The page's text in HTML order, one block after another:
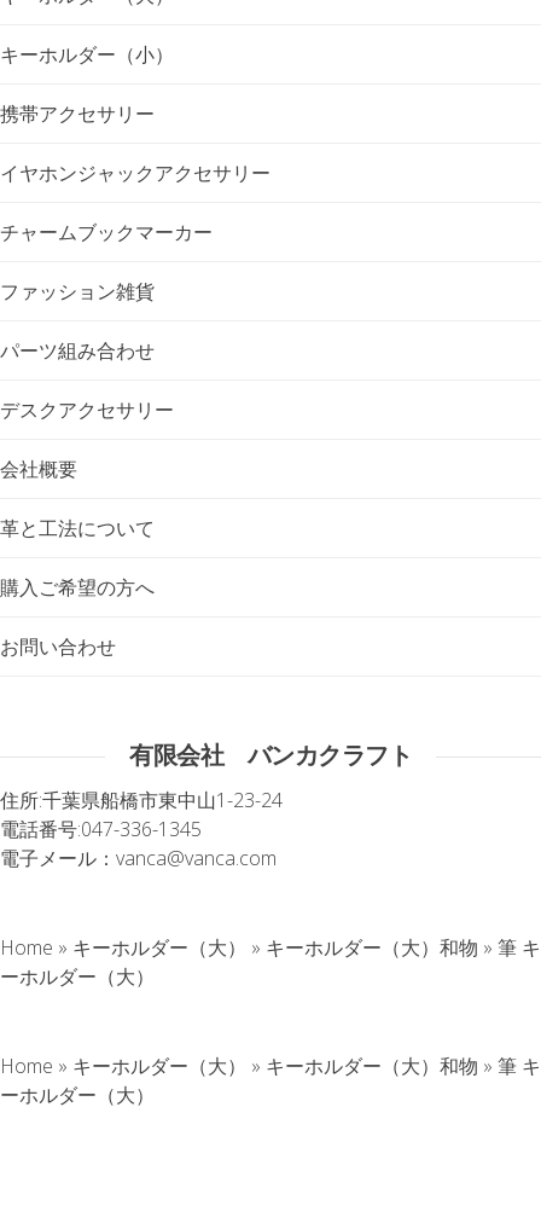
ゲ
ー
シ
ョ
ン
キーホルダー（小）
携帯アクセサリー
イヤホンジャックアクセサリー
チャームブックマーカー
ファッション雑貨
パーツ組み合わせ
デスクアクセサリー
会社概要
革と工法について
購入ご希望の方へ
お問い合わせ
有限会社 バンカクラフト
住所:千葉県船橋市東中山1-23-24
電話番号:047-336-1345
電子メール： vanca@vanca.com
Home » キーホルダー（大） » キーホルダー（大）和物 » 筆 キ
ーホルダー（大）
Home » キーホルダー（大） » キーホルダー（大）和物 » 筆 キ
ーホルダー（大）